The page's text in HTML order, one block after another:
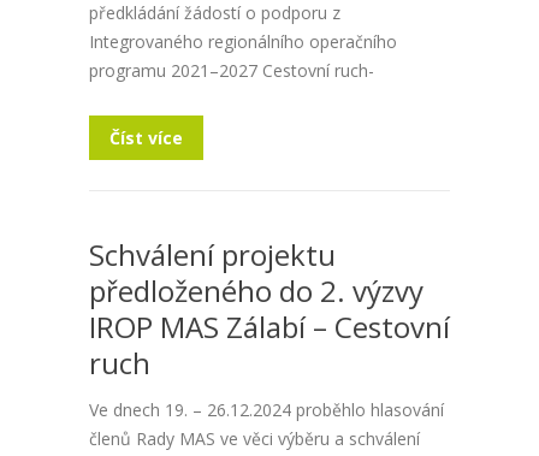
předkládání žádostí o podporu z
Integrovaného regionálního operačního
programu 2021–2027 Cestovní ruch-
Číst více
Schválení projektu
předloženého do 2. výzvy
IROP MAS Zálabí – Cestovní
ruch
Ve dnech 19. – 26.12.2024 proběhlo hlasování
členů Rady MAS ve věci výběru a schválení